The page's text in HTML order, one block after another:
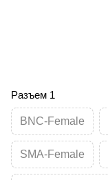
Разъем 1
BNC-Female
SMA-Female